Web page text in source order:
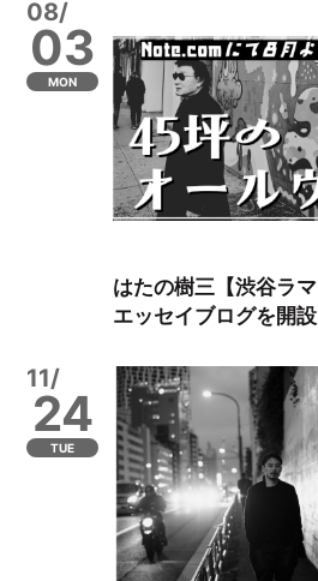
08/
03
MON
はたの樹三【渋谷ラマ
エッセイブログを開設
11/
24
TUE